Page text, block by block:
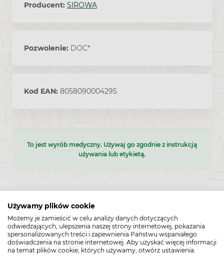
Używamy plików cookie
Możemy je zamieścić w celu analizy danych dotyczących
odwiedzających, ulepszenia naszej strony internetowej, pokazania
spersonalizowanych treści i zapewnienia Państwu wspaniałego
doświadczenia na stronie internetowej. Aby uzyskać więcej informacji
na temat plików cookie, których używamy, otwórz ustawienia.
Producent: SIROWA
Pozwolenie: DOC*
Kod EAN: 8058090004295
To jest wyrób medyczny. Używaj go zgodnie z instrukcją
używania lub etykietą.
3.6
5 40%
4